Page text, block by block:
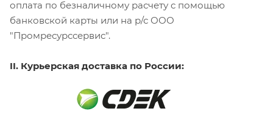
оплата по безналичному расчету с помощью
банковской карты или на р/с ООО
"Промресурссервис".
II. Курьерская доставка по России: